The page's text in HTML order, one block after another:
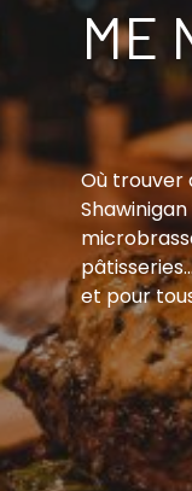
ME
Où trouver
et pour